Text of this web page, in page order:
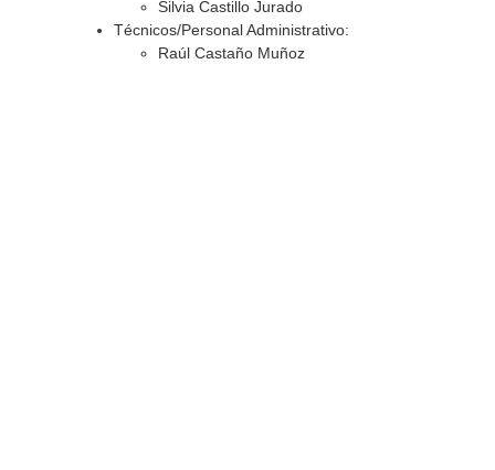
Silvia Castillo Jurado
Técnicos/Personal Administrativo:
Raúl Castaño Muñoz